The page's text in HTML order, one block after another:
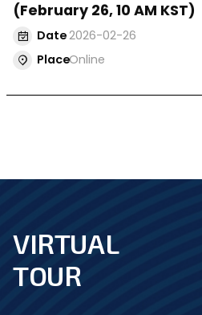
(February 26, 10 AM KST)
Date2026-02-26
PlaceOnline
footer
VIRTUAL
TOUR